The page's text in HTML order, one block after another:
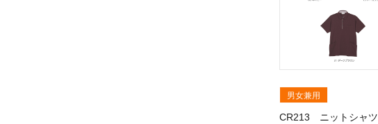
男女兼用
CR213 ニットシャツ